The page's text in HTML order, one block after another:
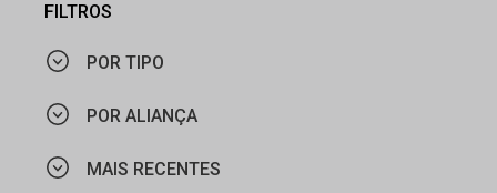
FILTROS
POR TIPO
POR ALIANÇA
ORGANIZAÇÃO DOS ESTADOS IBERO-AMERICANOS
MAIS RECENTES